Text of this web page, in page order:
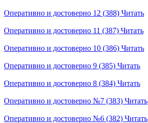
Оперативно и достоверно 12 (388) Читать
Оперативно и достоверно 11 (387) Читать
Оперативно и достоверно 10 (386) Читать
Оперативно и достоверно 9 (385) Читать
Оперативно и достоверно 8 (384) Читать
Оперативно и достоверно №7 (383) Читать
Оперативно и достоверно №6 (382) Читать